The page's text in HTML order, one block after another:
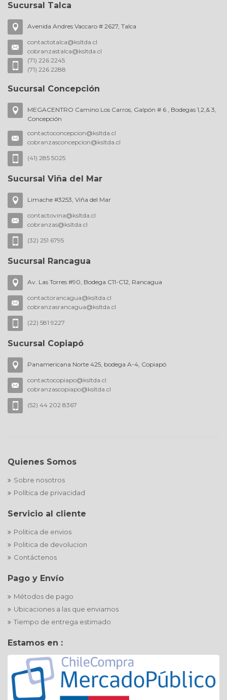
Sucursal Talca
Avenida Andres Vaccaro # 2627, Talca
contactotalca@ksltda.cl
cobranzastalca@ksltda.cl
(71) 226 2245
(71) 226 2288
Sucursal Concepción
MEGACENTRO Camino Los Carros, Galpón # 6 , Bodegas 1,2,& 3,
Concepción
contactoconcepcion@ksltda.cl
cobranzasconcepcion@ksltda.cl
(41) 285 5025
Sucursal Viña del Mar
Limache #3253, Viña del Mar
contactovina@ksltda.cl
cobranzas@ksltda.cl
(32) 251 6795
Sucursal Rancagua
Av. Las Torres #90, Bodega C11-C12, Rancagua
contactorancagua@ksltda.cl
cobranzasrancagua@ksltda.cl
(22) 581 9227
Sucursal Copiapó
Panamericana Norte 425, bodega A-4, Copiapó
contactocopiapo@ksltda.cl
cobranzascopiapo@ksltda.cl
(52) 44 202 8367
Quienes Somos
Sobre nosotros
Política de privacidad
Servicio al cliente
Politica de envios
Politica de devolucion
Contáctenos
Pago y Envío
Métodos de pago
Ubicaciones a las que enviamos
Tiempo de entrega estimado
Estamos en :